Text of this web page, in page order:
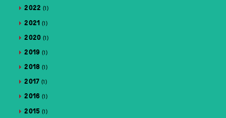
2022 (1)
2021 (1)
2020 (1)
2019 (1)
2018 (1)
2017 (1)
2016 (1)
2015 (1)